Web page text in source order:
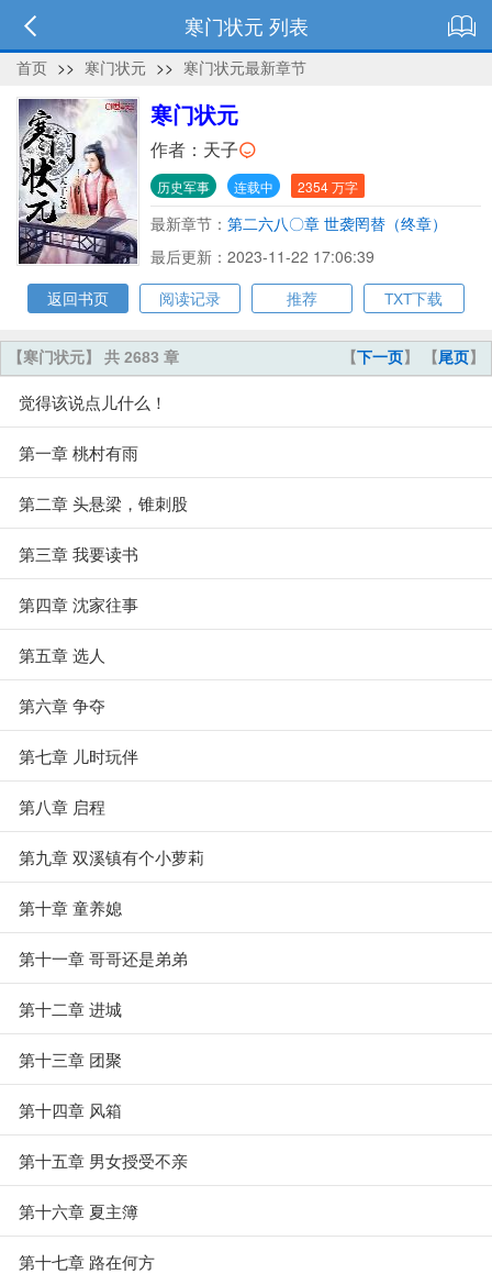
寒门状元 列表
首页 >> 寒门状元 >> 寒门状元最新章节
寒门状元
作者： 天子
历史军事 连载中 2354 万字
最新章节： 第二六八〇章 世袭罔替（终章）
最后更新：2023-11-22 17:06:39
返回书页
阅读记录 推荐 TXT下载
【下一页】 【尾页】
【寒门状元】 共 2683 章
觉得该说点儿什么！
第一章 桃村有雨
第二章 头悬梁，锥刺股
第三章 我要读书
第四章 沈家往事
第五章 选人
第六章 争夺
第七章 儿时玩伴
第八章 启程
第九章 双溪镇有个小萝莉
第十章 童养媳
第十一章 哥哥还是弟弟
第十二章 进城
第十三章 团聚
第十四章 风箱
第十五章 男女授受不亲
第十六章 夏主簿
第十七章 路在何方